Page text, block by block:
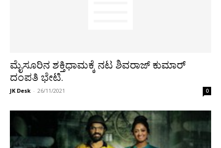
ಮೈಸೂರಿನ ಶಕ್ತಿಧಾಮಕ್ಕೆ ನಟ ಶಿವರಾಜ್‌ ಕುಮಾರ್
ದಂಪತಿ ಭೇಟಿ.
JK Desk - 26/11/2021 0